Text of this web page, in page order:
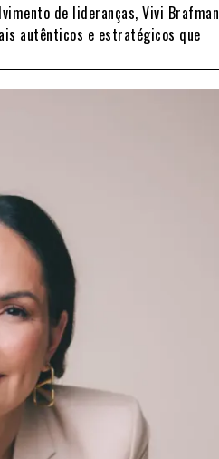
de lideranças, Vivi
autênticos e estratégicos que